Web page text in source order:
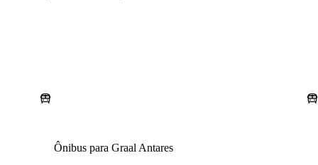
Ônibus para Graal Antares